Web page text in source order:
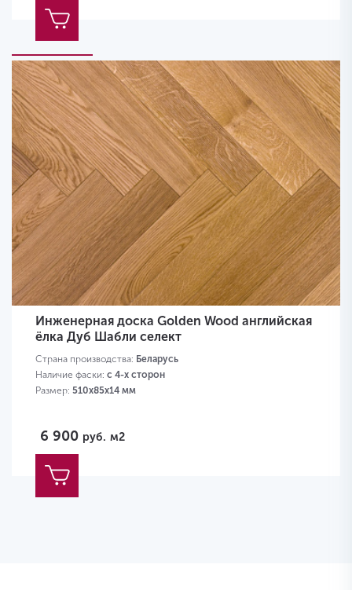
Инженерная доска Golden Wood английская
ёлка Дуб Шабли селект
Страна производства: Беларусь
Наличие фаски: с 4-х сторон
Размер: 510х85х14 мм
6 900 руб. м2